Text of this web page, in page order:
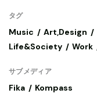
タグ
Music Art,Design
Life&Society
Work
サブメディア
Fika Kompass